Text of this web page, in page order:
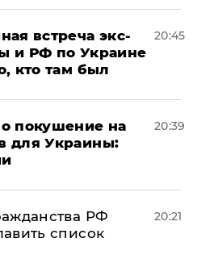
встреча экс-
и РФ по Украине
кто там был
20:45
покушение на
для Украины:
20:39
РФ
список
20:21